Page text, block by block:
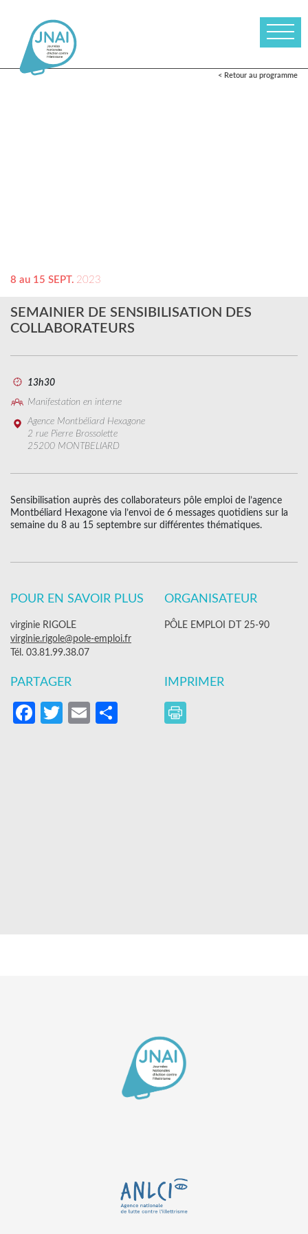
< Retour au programme
8 au 15 SEPT. 2023
SEMAINIER DE SENSIBILISATION DES
COLLABORATEURS
13h30
Manifestation en interne
Agence Montbéliard Hexagone
2 rue Pierre Brossolette
25200 MONTBELIARD
Sensibilisation auprès des collaborateurs pôle emploi de l’agence
Montbéliard Hexagone via l’envoi de 6 messages quotidiens sur la
semaine du 8 au 15 septembre sur différentes thématiques.
POUR EN SAVOIR PLUS
virginie RIGOLE
virginie.rigole@pole-emploi.fr
Tél. 03.81.99.38.07
ORGANISATEUR
PÔLE EMPLOI DT 25-90
PARTAGER
Facebook
Twitter
EmailPartager
IMPRIMER